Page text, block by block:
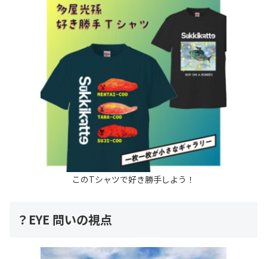
このTシャツで好き勝手しよう！
？EYE 問いの視点